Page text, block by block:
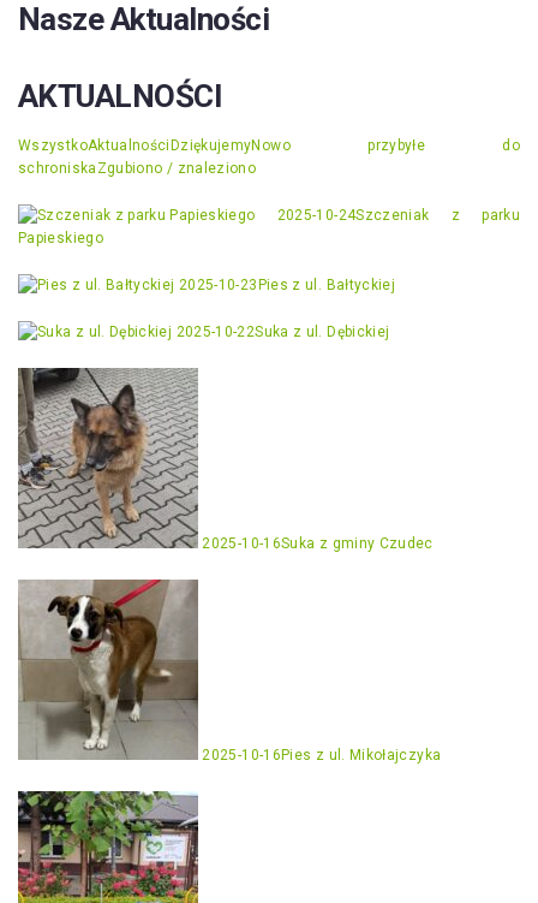
Nasze Aktualności
AKTUALNOŚCI
WszystkoAktualności DziękujemyNowo przybyłe do
schroniska Zgubiono / znaleziono
2025-10-24Szczeniak z parku
Papieskiego
2025-10-23 Pies z ul. Bałtyckiej
2025-10-22Suka z ul. Dębickiej
2025-10-16Suka z gminy Czudec
2025-10-16 Pies z ul. Mikołajczyka